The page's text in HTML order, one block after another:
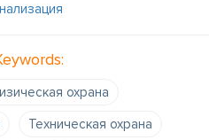
охрана
Техническая охрана